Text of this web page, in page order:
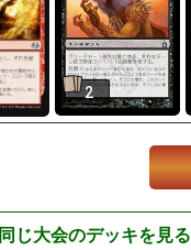
2
同じ大会のデッキを見る